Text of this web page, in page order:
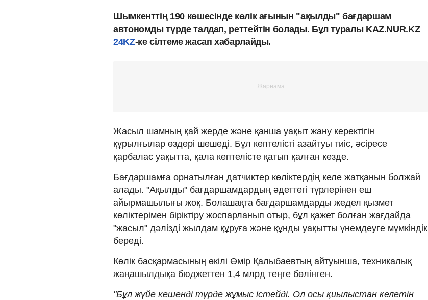
Шымкенттің 190 көшесінде көлік ағынын "ақылды" бағдаршам
автономды түрде талдап, реттейтін болады. Бұл туралы KAZ.NUR.KZ
24KZ-ке сілтеме жасап хабарлайды.
Жасыл шамның қай жерде және қанша уақыт жану керектігін
құрылғылар өздері шешеді. Бұл кептелісті азайтуы тиіс, әсіресе
қарбалас уақытта, қала кептелісте қатып қалған кезде.
Бағдаршамға орнатылған датчиктер көліктердің келе жатқанын болжай
алады. "Ақылды" бағдаршамдардың әдеттегі түрлерінен еш
айырмашылығы жоқ. Болашақта бағдаршамдарды жедел қызмет
көліктерімен біріктіру жоспарланып отыр, бұл қажет болған жағдайда
"жасыл" дәлізді жылдам құруға және құнды уақытты үнемдеуге мүмкіндік
береді.
Көлік басқармасының өкілі Өмір Қалыбаевтың айтуынша, техникалық
жаңашылдықа бюджеттен 1,4 млрд теңге бөлінген.
"Бұл жүйе кешенді түрде жұмыс істейді. Ол осы қиылыстан келетін